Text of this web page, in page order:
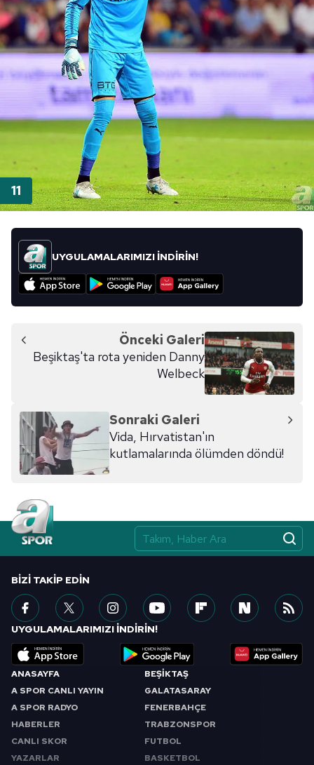
UYGULAMALARIMIZI İNDİRİN!
Önceki Galeri
Beşiktaş'ta rota yeniden Danny
Welbeck
Sonraki Galeri
Vida, Hırvatistan'ın
kutlamalarında ölümden döndü!
ANASAYFA
A SPOR CANLI YAYIN
A SPOR RADYO
HABERLER
CANLI SKOR
YAZARLAR
BEŞİKTAŞ
GALATASARAY
FENERBAHÇE
TRABZONSPOR
FUTBOL
BASKETBOL
BIZI TAKIP EDIN
UYGULAMALARIMIZI İNDİRİN!